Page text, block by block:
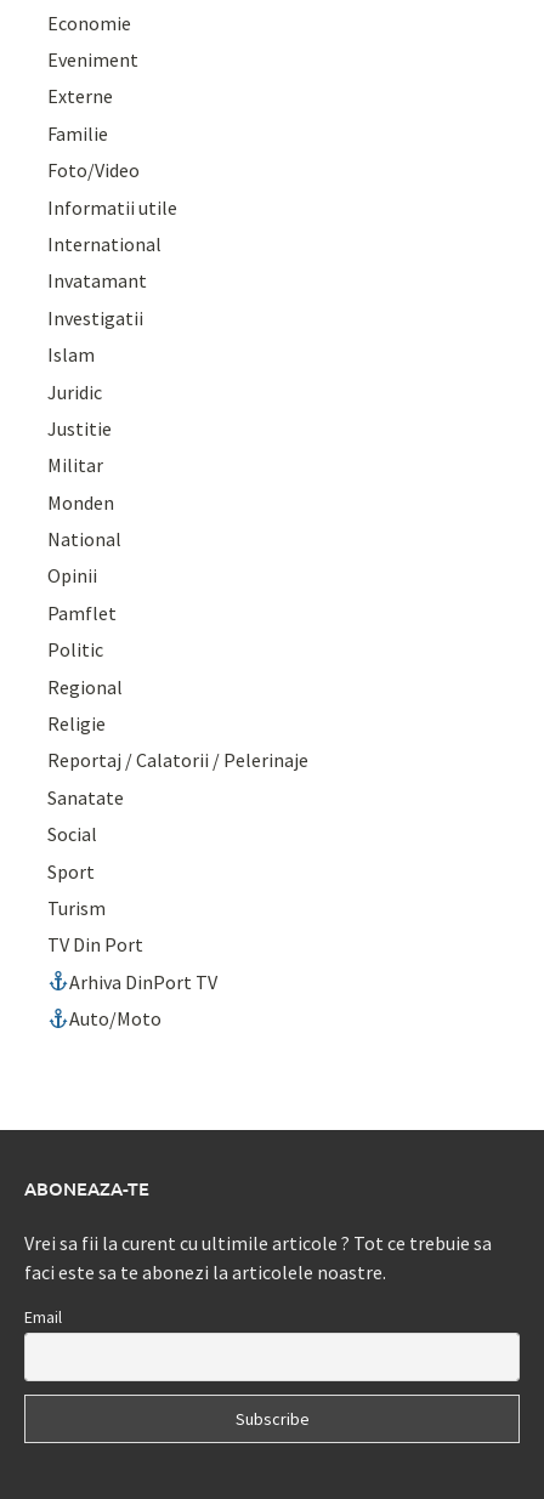
Economie
Eveniment
Externe
Familie
Foto/Video
Informatii utile
International
Invatamant
Investigatii
Islam
Juridic
Justitie
Militar
Monden
National
Opinii
Pamflet
Politic
Regional
Religie
Reportaj / Calatorii / Pelerinaje
Sanatate
Social
Sport
Turism
TV Din Port
Arhiva DinPort TV
Auto/Moto
ABONEAZA-TE
Vrei sa fii la curent cu ultimile articole ? Tot ce trebuie sa
faci este sa te abonezi la articolele noastre.
Email